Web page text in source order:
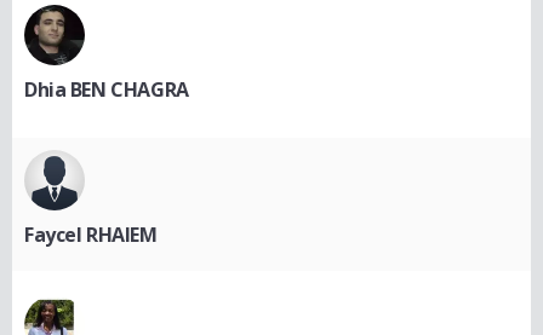
Dhia BEN CHAGRA
Faycel RHAIEM